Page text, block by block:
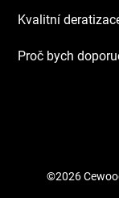
Kvalitní
Proč bych
©2026